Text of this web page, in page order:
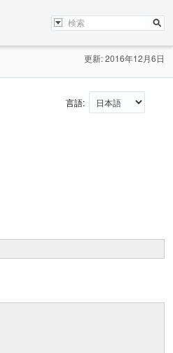
更新: 2016年12月6日
言語: